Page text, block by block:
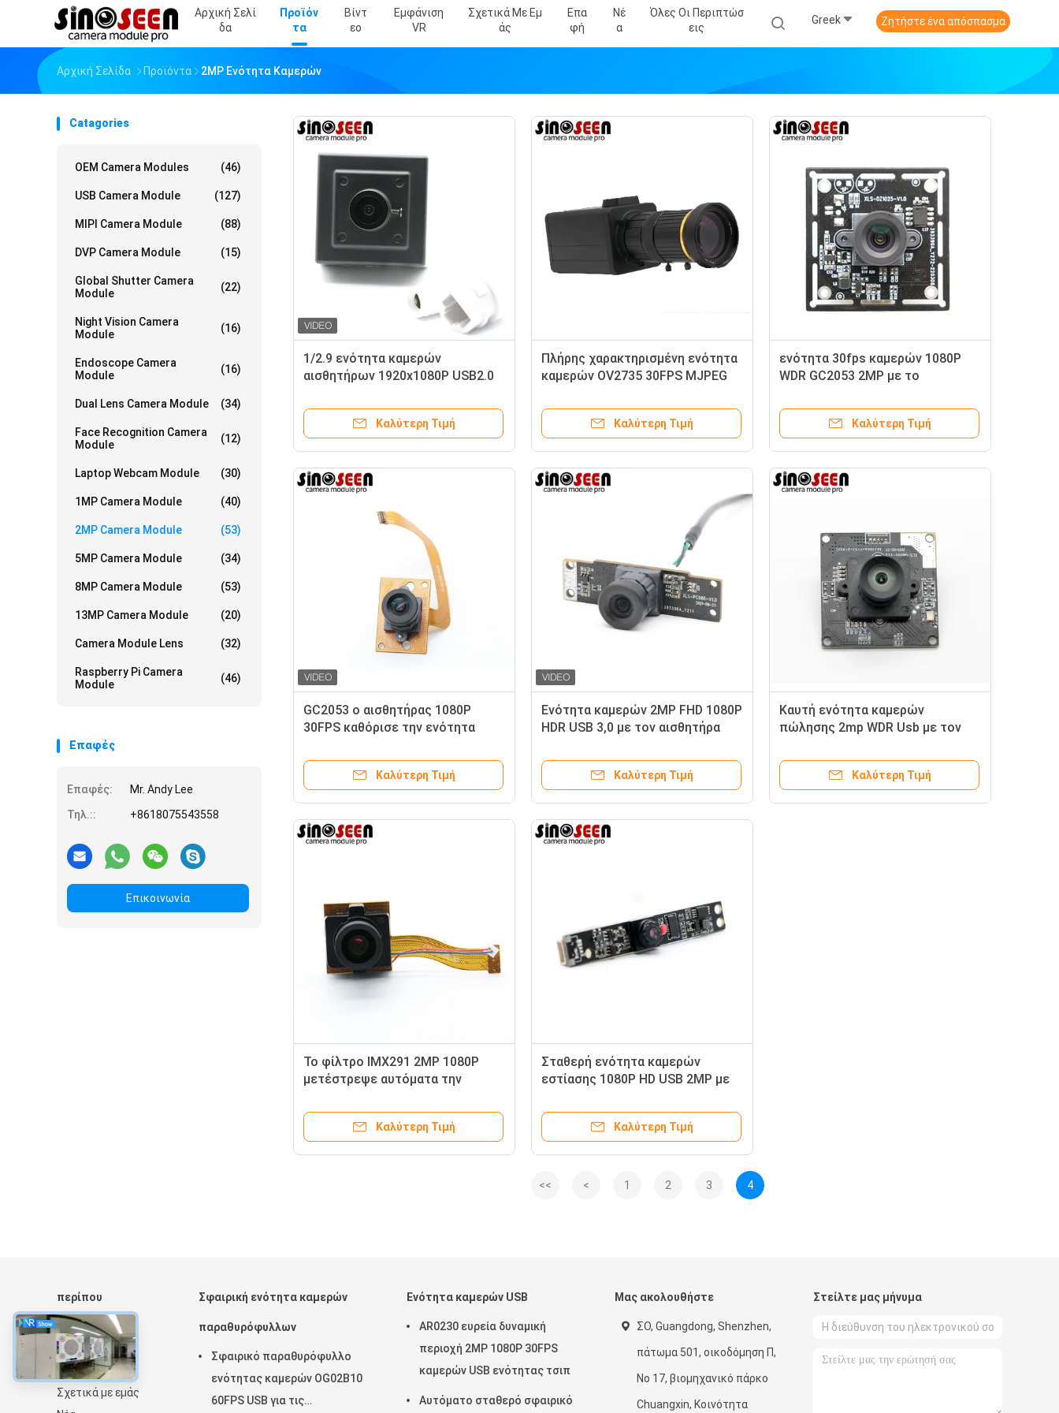
Αρχική Σελί
Δα
Προϊόν
Τα
Βίντ
Εο
Εμφάνιση
VR
Σχετικά Με Εμ
Άς
Επα
Φή
Νέ
Α
Όλες Οι Περιπτώσ
Εις
Greek Ζητήστε ένα απόσπασμα
Αρχική Σελίδα Προϊόντα 2MP Ενότητα Καμερών
Catagories
OEM Camera Modules (46)
USB Camera Module (127)
MIPI Camera Module (88)
DVP Camera Module (15)
Global Shutter Camera
Module
(22)
Night Vision Camera
Module
(16)
Endoscope Camera
Module
(16)
Dual Lens Camera Module (34)
Face Recognition Camera
Module
(12)
Laptop Webcam Module (30)
1MP Camera Module (40)
2MP Camera Module (53)
5MP Camera Module (34)
8MP Camera Module (53)
13MP Camera Module (20)
Camera Module Lens (32)
Raspberry Pi Camera
Module
(46)
Επαφές
Επαφές:
Mr. Andy Lee
Τηλ.::
+8618075543558
Επικοινωνία
1/2.9 ενότητα καμερών
αισθητήρων 1920x1080P USB2.0
Καλύτερη Τιμή
Πλήρης χαρακτηρισμένη ενότητα
καμερών OV2735 30FPS MJPEG
έκκεντρα εξόρμησης
Καλύτερη Τιμή
ενότητα 30fps καμερών 1080P
WDR GC2053 2MP με το
παραθυρόφυλλο
Καλύτερη Τιμή
GC2053 ο αισθητήρας 1080P
30FPS καθόρισε την ενότητα
Καλύτερη Τιμή
Ενότητα καμερών 2MP FHD 1080P
HDR USB 3,0 με τον αισθητήρα
Καλύτερη Τιμή
Καυτή ενότητα καμερών
πώλησης 2mp WDR Usb με τον
COMS
Καλύτερη Τιμή
Το φίλτρο IMX291 2MP 1080P
μετέστρεψε αυτόματα την
Καλύτερη Τιμή
Σταθερή ενότητα καμερών
εστίασης 1080P HD USB 2MP με
Καλύτερη Τιμή
<< < 1 2 3 4
περίπου
Αρχική Σελίδα
Προϊόντα
Εμφάνιση VR
Σχετικά με εμάς
Σφαιρική ενότητα καμερών
παραθυρόφυλλων
Σφαιρικό παραθυρόφυλλο
ενότητας καμερών OG02B10
60FPS USB για τις
Ενότητα καμερών USB
AR0230 ευρεία δυναμική
περιοχή 2MP 1080P 30FPS
καμερών USB ενότητας τσιπ
Αυτόματο σταθερό σφαιρικό
Μας ακολουθήστε
ΣΟ, Guangdong, Shenzhen,
πάτωμα 501, οικοδόμηση Π,
Νο 17, βιομηχανικό πάρκο
Chuangxin, Κοινότητα
Στείλτε μας μήνυμα